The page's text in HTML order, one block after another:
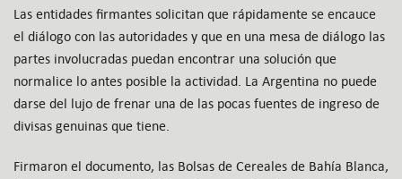
Las entidades firmantes solicitan que rápidamente se encauce
el diálogo con las autoridades y que en una mesa de diálogo las
partes involucradas puedan encontrar una solución que
normalice lo antes posible la actividad. La Argentina no puede
darse del lujo de frenar una de las pocas fuentes de ingreso de
divisas genuinas que tiene.
Firmaron el documento, las Bolsas de Cereales de Bahía Blanca,